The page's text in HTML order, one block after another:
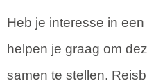
Heb je interesse in
helpen je graag om
samen te stellen.